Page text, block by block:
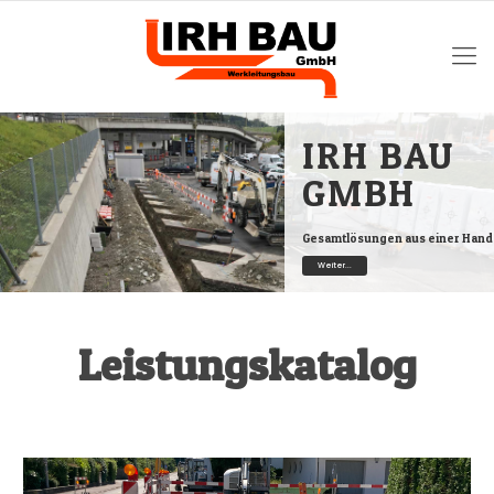
IRH BAU
GMBH
Gesamtlösungen aus einer
Weiter...
Leistungskatalog